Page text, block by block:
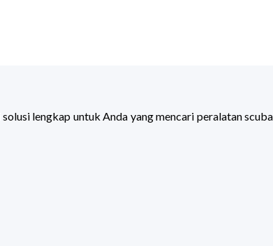
lengkap untuk Anda yang mencari peralatan scuba